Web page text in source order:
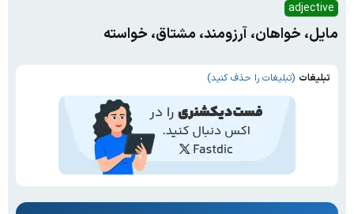
adjective
مایل، خواهان، آرزومند، مشتاق، خواسته
تبلیغات (تبلیغات را حذف کنید)